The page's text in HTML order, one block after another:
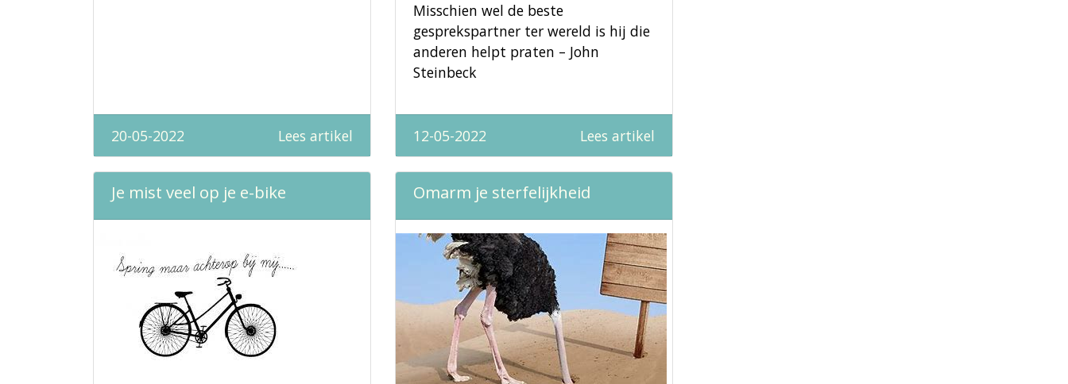
20-05-2022 Lees artikel
Misschien wel de beste
gesprekspartner ter wereld is hij die
anderen helpt praten – John
Steinbeck
12-05-2022 Lees artikel
Je mist veel op je e-bike Omarm je sterfelijkheid